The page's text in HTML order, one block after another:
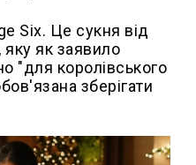
Six. Це сукня від
як заявило
"для королівського
зберігати